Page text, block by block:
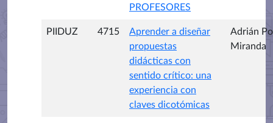
PROFESORES
PIIDUZ 4715
Aprender a diseñar
propuestas
didácticas con
sentido crítico: una
experiencia con
claves dicotómicas
Adrián
Miranda